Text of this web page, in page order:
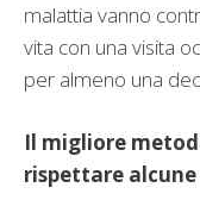
malattia vanno
vita con una visita
per almeno una
Il migliore
rispettare